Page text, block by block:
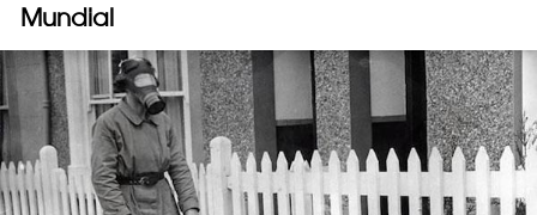
Mundial